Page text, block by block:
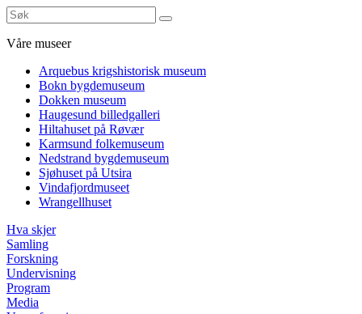
Våre museer
Arquebus krigshistorisk museum
Bokn bygdemuseum
Dokken museum
Haugesund billedgalleri
Hiltahuset på Røvær
Karmsund folkemuseum
Nedstrand bygdemuseum
Sjøhuset på Utsira
Vindafjordmuseet
Wrangellhuset
Hva skjer
Samling
Forskning
Undervisning
Program
Media